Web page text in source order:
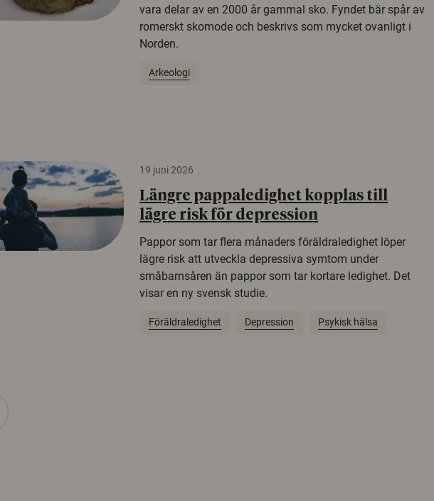
vara delar av en 2000 år gammal sko. Fyndet bär spår av
romerskt skomode och beskrivs som mycket ovanligt i
Norden.
Arkeologi
19 juni 2026
Längre pappaledighet kopplas till
lägre risk för depression
Pappor som tar flera månaders föräldraledighet löper
lägre risk att utveckla depressiva symtom under
småbarnsåren än pappor som tar kortare ledighet. Det
visar en ny svensk studie.
Föräldraledighet Depression Psykisk hälsa